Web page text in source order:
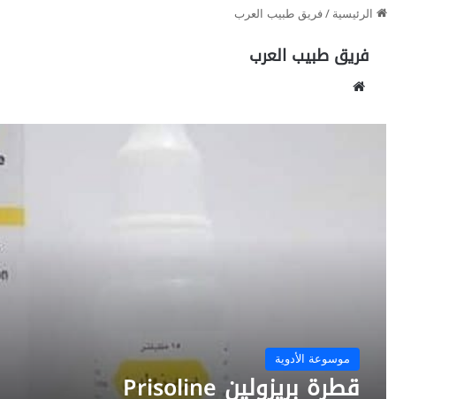
الرئيسية/فريق طبيب العرب
فريق طبيب العرب
الوي
موسوعة الأدوية
قطرة بريزولين Prisoline